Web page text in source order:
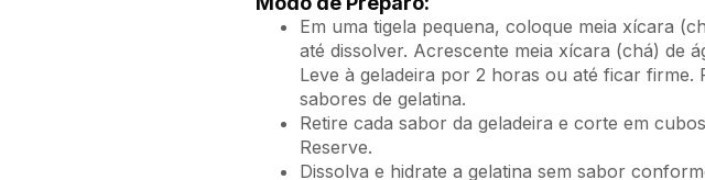
Em uma tigela pequena, coloque meia xícara
até dissolver. Acrescente meia xícara (chá) de
Leve à geladeira por 2 horas ou até ficar
sabores de gelatina.
Retire cada sabor da geladeira e corte em
Reserve.
Dissolva e hidrate a gelatina sem sabor